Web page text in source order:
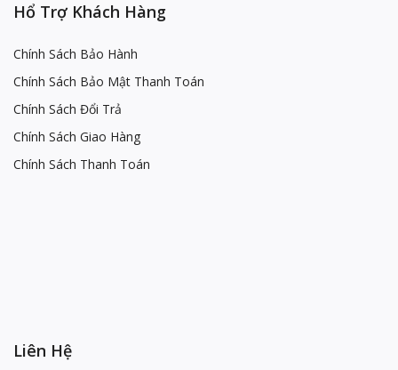
Hổ Trợ Khách Hàng
Chính Sách Bảo Hành
Chính Sách Bảo Mật Thanh Toán
Chính Sách Đổi Trả
Chính Sách Giao Hàng
Chính Sách Thanh Toán
Liên Hệ